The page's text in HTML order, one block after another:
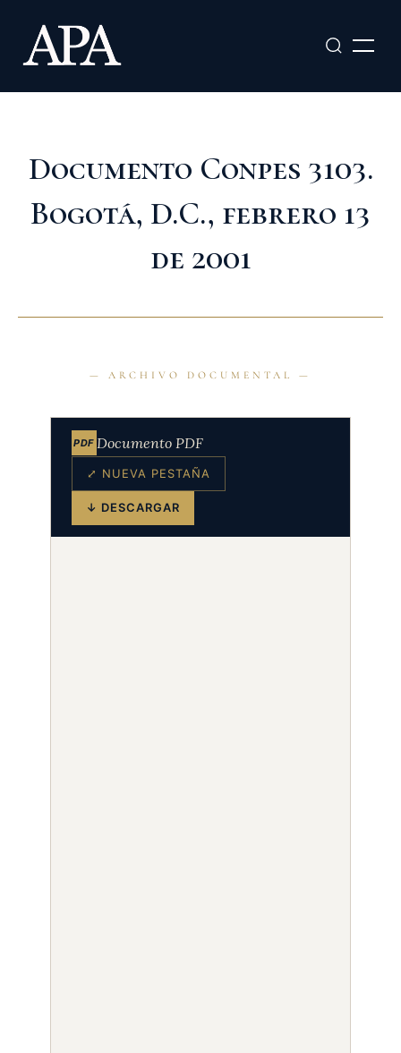
contenido
Documento Conpes 3103.
Bogotá, D.C., febrero 13
de 2001
PDF Documento PDF
⤢ NUEVA PESTAÑA
↓ DESCARGAR